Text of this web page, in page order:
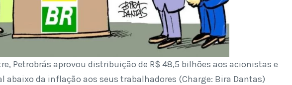
Petrobrás aprovou distribuição de R$ 48,5 bilhões aos acionistas e
abaixo da inflação aos seus trabalhadores (Charge: Bira Dantas)